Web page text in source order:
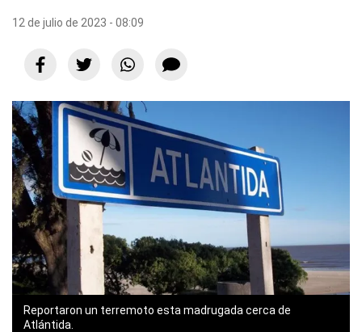
12 de julio de 2023 - 08:09
Reportaron un terremoto esta madrugada cerca de
Atlántida.